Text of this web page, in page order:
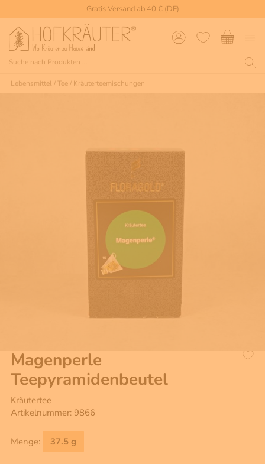
Gratis Versand ab 40 € (DE)
Lebensmittel / Tee/ Kräuterteemischungen
Magenperle
Teepyramidenbeutel
Kräutertee
Artikelnummer: 9866
Menge: 37.5 g